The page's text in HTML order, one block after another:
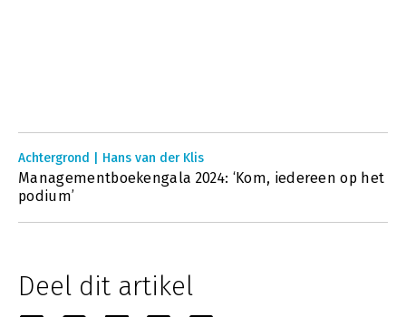
Achtergrond | Hans van der Klis
Managementboekengala 2024: ‘Kom, iedereen op het
podium’
Deel dit artikel